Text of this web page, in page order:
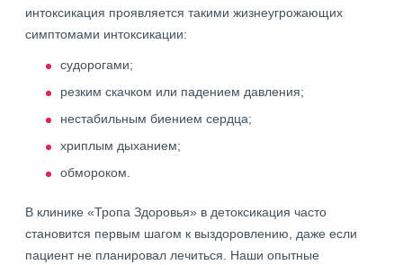
интоксикация проявляется такими жизнеугрожающих
симптомами интоксикации:
судорогами;
резким скачком или падением давления;
нестабильным биением сердца;
хриплым дыханием;
обмороком.
В клинике «Тропа Здоровья» в детоксикация часто
становится первым шагом к выздоровлению, даже если
пациент не планировал лечиться. Наши опытные